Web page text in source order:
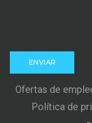
Ofertas de
Política de